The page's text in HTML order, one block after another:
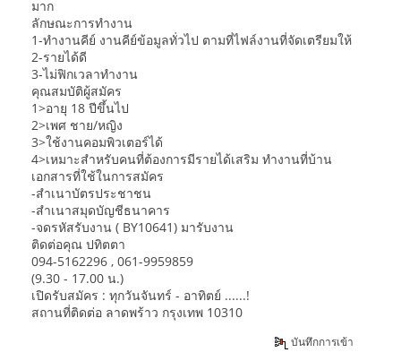
มาก
ลักษณะการทำงาน
1-ทำงานคีย์ งานคีย์ข้อมูลทั่วไป ตามที่ไฟล์งานที่จัดเตรียมให้
2-รายได้ดี
3-ไม่ฟิกเวลาทำงาน
คุณสมบัติผู้สมัคร
1>อายุ 18 ปีขึ้นไป
2>เพศ ชาย/หญิง
3>ใช้งานคอมพิวเตอร์ได้
4>เหมาะสำหรับคนที่ต้องการมีรายได้เสริม ทำงานที่บ้าน
เอกสารที่ใช้ในการสมัคร
-สำเนาบัตรประชาชน
-สำเนาสมุดบัญชีธนาคาร
-จดรหัสรับงาน ( BY10641) มารับงาน
ติดต่อคุณ ปทิตตา
094-5162296 , 061-9959859
(9.30 - 17.00 น.)
เปิดรับสมัคร : ทุกวันจันทร์ - อาทิตย์ ......!
สถานที่ติดต่อ ลาดพร้าว กรุงเทพ 10310
บันทึกการเข้า